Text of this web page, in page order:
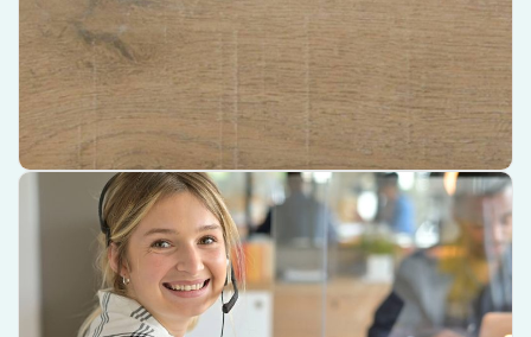
Vivafloors - een betrouwbare keuze in vloeren
€ 53,00 per m²
€ 39,74 per m²
Bekijk product